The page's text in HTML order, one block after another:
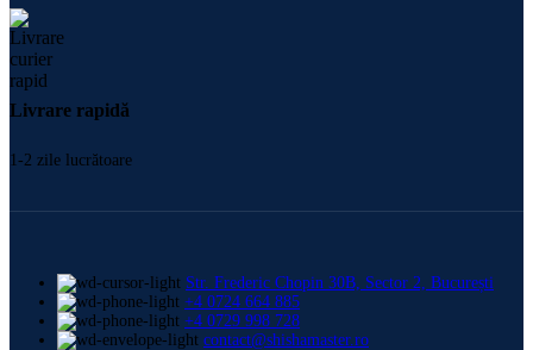
Livrare rapidă
1-2 zile lucrătoare
Str. Frederic Chopin 30B, Sector 2, București
+4 0724 664 885
+4 0729 998 728
contact@shishamaster.ro